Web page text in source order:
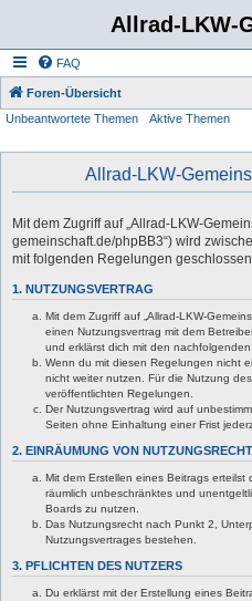
Allrad-LKW-
FAQ
Foren-Übersicht
Unbeantwortete Themen
Aktive Themen
Allrad-LKW-
Mit dem Zugriff auf „Allrad-LKW-
gemeinschaft.de/phpBB3“) wird
mit folgenden Regelungen
1. NUTZUNGSVERTRAG
Mit dem Zugriff auf „Allrad-LKW-
einen Nutzungsvertrag mit dem
und erklärst dich mit den
Wenn du mit diesen Regelungen nicht
nicht weiter nutzen. Für die Nutzung
veröffentlichten Regelungen.
Der Nutzungsvertrag wird auf
Seiten ohne Einhaltung einer Frist
2. EINRÄUMUNG VON
Mit dem Erstellen eines Beitrags
räumlich unbeschränktes und
Boards zu nutzen.
Das Nutzungsrecht nach Punkt 2,
Nutzungsvertrages bestehen.
3. PFLICHTEN DES NUTZERS
Du erklärst mit der Erstellung eines